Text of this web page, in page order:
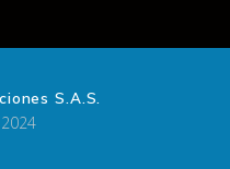
S.A.S.